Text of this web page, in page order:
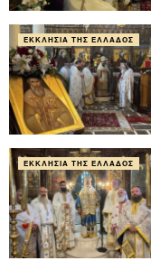
ΕΚΚΛΗΣΊΑ ΤΗΣ ΕΛΛΆΔΟΣ
ΕΚΚΛΗΣΊΑ ΤΗΣ ΕΛΛΆΔΟΣ